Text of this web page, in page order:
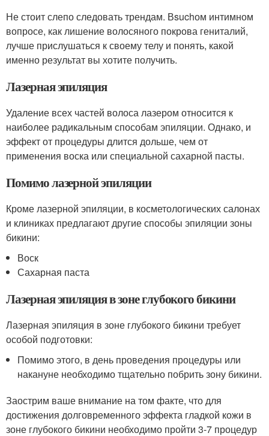
Не стоит слепо следовать трендам. Вsuchом интимном
вопросе, как лишение волосяного покрова гениталий,
лучше прислушаться к своему телу и понять, какой
именно результат вы хотите получить.
Лазерная эпиляция
Удаление всех частей волоса лазером относится к
наиболее радикальным способам эпиляции. Однако, и
эффект от процедуры длится дольше, чем от
применения воска или специальной сахарной пасты.
Помимо лазерной эпиляции
Кроме лазерной эпиляции, в косметологических салонах
и клиниках предлагают другие способы эпиляции зоны
бикини:
Воск
Сахарная паста
Лазерная эпиляция в зоне глубокого бикини
Лазерная эпиляция в зоне глубокого бикини требует
особой подготовки:
Помимо этого, в день проведения процедуры или
накануне необходимо тщательно побрить зону бикини.
Заострим ваше внимание на том факте, что для
достижения долговременного эффекта гладкой кожи в
зоне глубокого бикини необходимо пройти 3-7 процедур